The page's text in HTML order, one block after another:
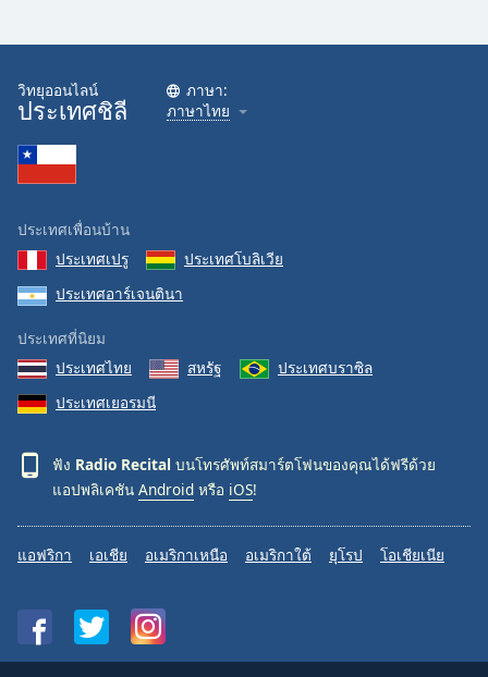
วิทยุออนไลน์
ประเทศชิลี
ภาษา:
ภาษาไทย
ประเทศเพื่อนบ้าน
ประเทศเปรู
ประเทศโบลิเวีย
ประเทศอาร์เจนตินา
ประเทศที่นิยม
ประเทศไทย
สหรัฐ
ประเทศบราซิล
ประเทศเยอรมนี
ฟัง Radio Recital บนโทรศัพท์สมาร์ตโฟนของคุณได้ฟรีด้วย
แอปพลิเคชัน Android หรือ iOS!
แอฟริกา เอเชีย อเมริกาเหนือ อเมริกาใต้ ยุโรป โอเชียเนีย